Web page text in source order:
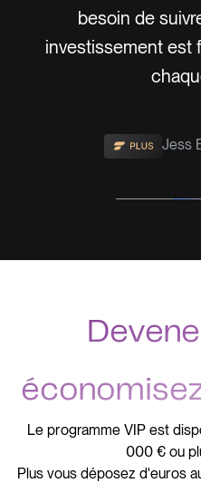
besoin de
investissement est
Jess
Le programme VIP est
000 € ou
Plus vous déposez d'euros